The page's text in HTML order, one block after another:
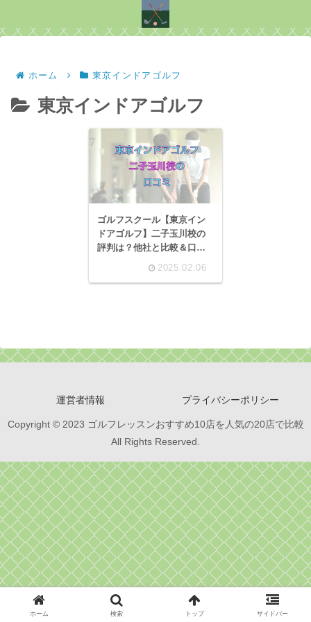
ホーム 東京インドアゴルフ
東京インドアゴルフ
ゴルフスクール【東京イン
ドアゴルフ】二子玉川校の
評判は？他社と比較＆口コ
2025.02.06
運営者情報 プライバシーポリシー
Copyright © 2023 ゴルフレッスンおすすめ10店を人気の20店で比較
All Rights Reserved.
ホーム 検索 トップ サイドバー